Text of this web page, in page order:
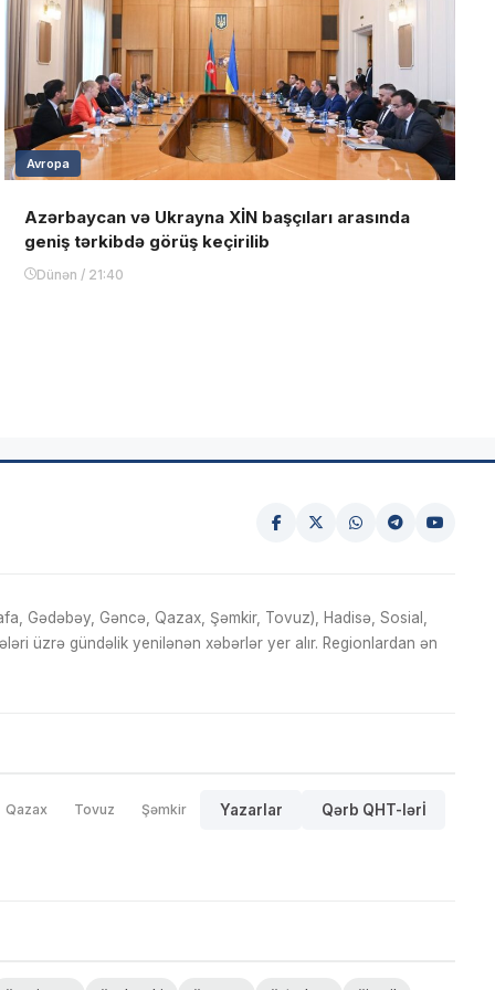
Avropa
Azərbaycan və Ukrayna XİN başçıları arasında
geniş tərkibdə görüş keçirilib
Dünən / 21:40
Gədəbəy, Gəncə, Qazax, Şəmkir, Tovuz), Hadisə, Sosial,
üzrə gündəlik yenilənən xəbərlər yer alır. Regionlardan ən
Qazax Tovuz Şəmkir Yazarlar Qərb QHT-lərİ